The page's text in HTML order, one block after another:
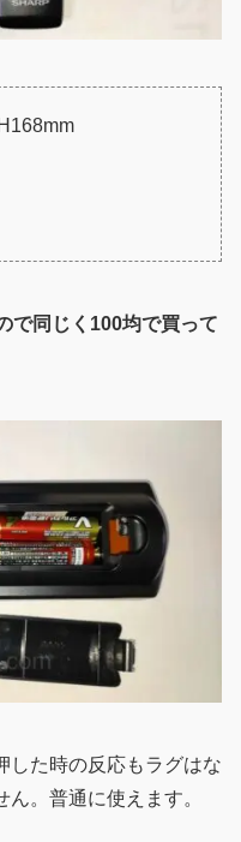
で同じく100均で買って
した時の反応もラグはな
。普通に使えます。